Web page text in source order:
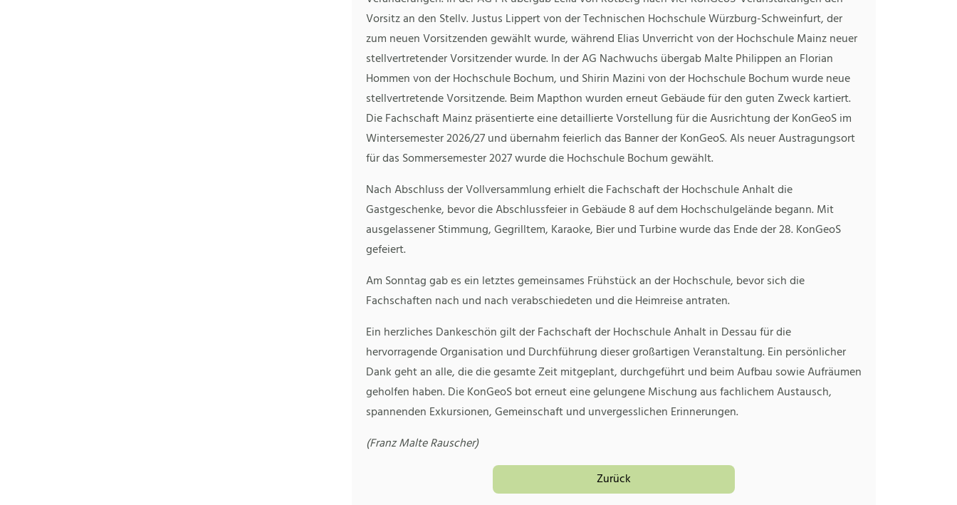
Vorsitz an den Stellv. Justus Lippert von der Technischen Hochschule Würzburg-Schweinfurt, der
zum neuen Vorsitzenden gewählt wurde, während Elias Unverricht von der Hochschule Mainz neuer
stellvertretender Vorsitzender wurde. In der AG Nachwuchs übergab Malte Philippen an Florian
Hommen von der Hochschule Bochum, und Shirin Mazini von der Hochschule Bochum wurde neue
stellvertretende Vorsitzende. Beim Mapthon wurden erneut Gebäude für den guten Zweck kartiert.
Die Fachschaft Mainz präsentierte eine detaillierte Vorstellung für die Ausrichtung der KonGeoS im
Wintersemester 2026/27 und übernahm feierlich das Banner der KonGeoS. Als neuer Austragungsort
für das Sommersemester 2027 wurde die Hochschule Bochum gewählt.
Nach Abschluss der Vollversammlung erhielt die Fachschaft der Hochschule Anhalt die
Gastgeschenke, bevor die Abschlussfeier in Gebäude 8 auf dem Hochschulgelände begann. Mit
ausgelassener Stimmung, Gegrilltem, Karaoke, Bier und Turbine wurde das Ende der 28. KonGeoS
gefeiert.
Am Sonntag gab es ein letztes gemeinsames Frühstück an der Hochschule, bevor sich die
Fachschaften nach und nach verabschiedeten und die Heimreise antraten.
Ein herzliches Dankeschön gilt der Fachschaft der Hochschule Anhalt in Dessau für die
hervorragende Organisation und Durchführung dieser großartigen Veranstaltung. Ein persönlicher
Dank geht an alle, die die gesamte Zeit mitgeplant, durchgeführt und beim Aufbau sowie Aufräumen
geholfen haben. Die KonGeoS bot erneut eine gelungene Mischung aus fachlichem Austausch,
spannenden Exkursionen, Gemeinschaft und unvergesslichen Erinnerungen.
(Franz Malte Rauscher)
Zurück